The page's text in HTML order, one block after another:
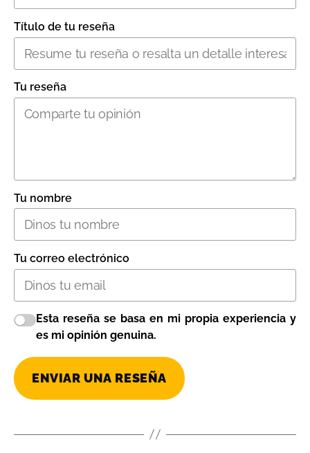
Título de tu reseña
Tu reseña
Tu nombre
Tu correo electrónico
Esta reseña se basa en mi propia experiencia y
es mi opinión genuina.
ENVIAR UNA RESEÑA